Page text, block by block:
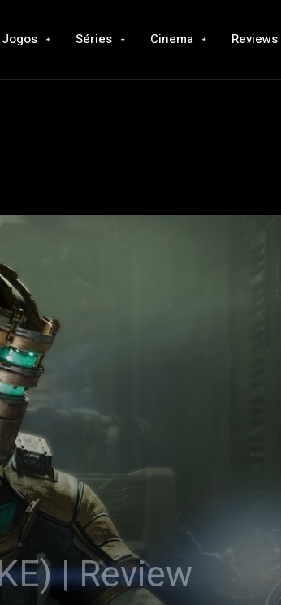
Jogos Séries Cinema Reviews
| Review